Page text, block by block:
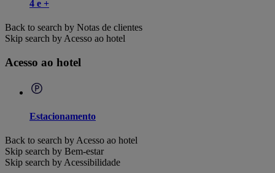
4 e +
Back to search by Notas de clientes
Skip search by Acesso ao hotel
Acesso ao hotel
Estacionamento
Back to search by Acesso ao hotel
Skip search by Bem-estar
Skip search by Acessibilidade